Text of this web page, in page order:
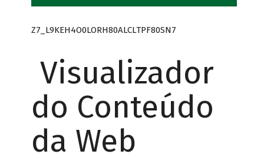
Z7_L9KEH4O0LORH80ALCLTPF80SN7
Visualizador
do Conteúdo
da Web